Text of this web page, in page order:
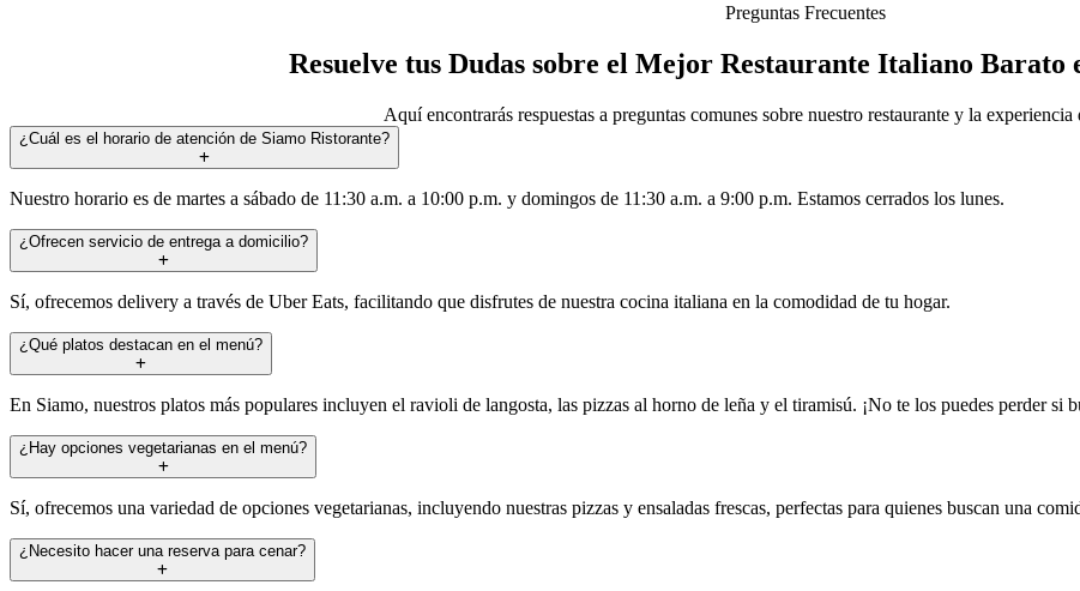
Preguntas Frecuentes
Resuelve tus Dudas sobre el Mejor Restaurante Italiano
Aquí encontrarás respuestas a preguntas comunes sobre nuestro restaurante y la
¿Cuál es el horario de atención de Siamo Ristorante?
Nuestro horario es de martes a sábado de 11:30 a.m. a 10:00 p.m. y domingos de 11:30 a.m. a 9:00 p.m. Estamos cerrados los lunes.
¿Ofrecen servicio de entrega a domicilio?
Sí, ofrecemos delivery a través de Uber Eats, facilitando que disfrutes de nuestra cocina italiana en la comodidad de tu hogar.
¿Qué platos destacan en el menú?
En Siamo, nuestros platos más populares incluyen el ravioli de langosta, las pizzas al horno de leña y el tiramisú. ¡No te los puedes perder si
¿Hay opciones vegetarianas en el menú?
Sí, ofrecemos una variedad de opciones vegetarianas, incluyendo nuestras pizzas y ensaladas frescas, perfectas para quienes buscan una
¿Necesito hacer una reserva para cenar?